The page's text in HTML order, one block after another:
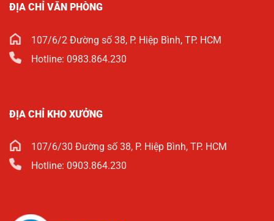
ĐỊA CHỈ VĂN PHÒNG
107/6/2 Đường số 38, P. Hiệp Bình, TP. HCM
Hotline: 0983.864.230
ĐỊA CHỈ KHO XƯỞNG
107/6/30 Đường số 38, P. Hiệp Bình, TP. HCM
Hotline: 0903.864.230